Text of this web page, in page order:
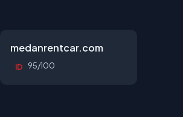
medanrentcar.com
ID 95/100